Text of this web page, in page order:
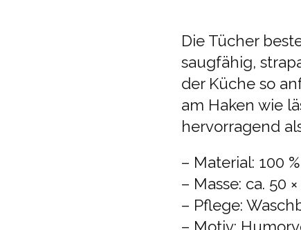
Die Tücher
saugfähig,
der Küche so
am Haken wie
hervorragend
– Material: 100
– Masse: ca. 50
– Pflege: